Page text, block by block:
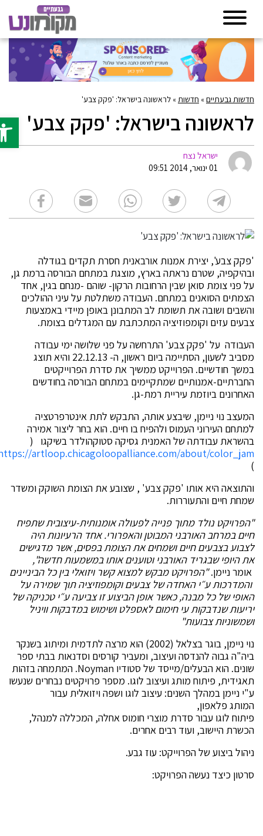
פתח
חדשות גבעתיים»חדשות» לראשונה בישראל: 'פקק צבע'
לראשונה בישראל: 'פקק צבע'
ישראל נצח
01 ינואר, 2014 09:51
'פקק צבע', יצירת אמנות אורבאנית חסרת תקדים בגודלה
ובהיקפיה, שטרם נראתה בארץ, מוצגת במתחם הבורסה ברמת גן,
על פני צומת סואן שבין הרחובות הרקון- שוהם -מנחם בגין, אחד
הצמתים הסואנים במתחם. העבודה משתלטת על עיני ההולכים
והשבים ושובה את תשומת לב המתבונן באופן מיידי באמצעות
צבעים עזים וקומפוזיציה המתכתבת עם המגדלים בצומת.
העבודה על 'פקק צבע' התרחשה על פני שלושה ימי עבודה
מסביב לשעון, הסתיימה ביום ראשון, ה- 22.12.13 והיא תוצג
במשך חודשיים. הפרוייקט ממשיך את סדרת הפרוייקטים
החברתיים-אמנותיים שמתקיימים במתחם הבורסה בחודשים
האחרונים ביוזמת עיריית רמת-גן.
המעצב נוי ניימן, שיבצע אותה, התבקש לתת אינטרפרטציה
למתחם העירוני העמוס ולהפיח בו חיים. הוא בחר ליצור אמירה
בהשראת עבודתה של האמנית גסיקה סטוקהולדר בשיקגו (
https://artloop.chicagoloopalliance.com/about/color_jam/
והתוצאה היא אותו 'פקק צבע' , שצובע את הצומת השוקק ומשדר
שמחת חיים והתעוררות.
"הפרויקט נולד מתוך פנייה לפעולה אומנותית-עיצובית שתפיח
חיים במרחב האורבני המבוטן והאפרורי.אחד הרעיונות היה
לצבוע בצבעים חיים ושמחים את הצומת בפסים, אשר מדגישים
את היופי שבגריד האורבני וטוענים אותו במשמעות חדשה",
אומר ניימן."הפרויקט מבקש למצוא קשר ויזואלי בין כל הביניינים
והמדרכות ע״י האחדה של צבעים וקומפוזיציה תוך שמירה על
האופי של כל מבנה, כאשר אופן הביצועזו צביעה ע״י טכניקה של
יריעות שנדבקות עי חימום לאספלט ושימוש במדבקות וויניל
ושמשוניות צבועות"
נוי ניימן, בוגר בצלאל (2002) הוא מרצה לתדמית ומיתוג בשנקר
ביה"ה גבוה להנדסה ועיצוב, ומעביר קורסים וסדנאות בבתי ספר
שונים. הוא הבעלים/מייסד של סטודיו Noyman. המתמחה בזהות
תאגידית, פיתוח מותג ועיצוב לוגו. מספר פרויקטים נבחרים שנעשו
ע"י ניימן במהלך השנים: עיצוב לוגו ושפה ויזואלית עבור
המותג פלאפון,
פיתוח לוגו עבור סדרת מוצרי חומוס אחלה, המכללה למנהל,
הכשרת היישוב, ועוד רבים אחרים.
ניהול ביצוע של הפרוייקט: עוז גבע.
סרטון כיצד נעשה הפרויקט: